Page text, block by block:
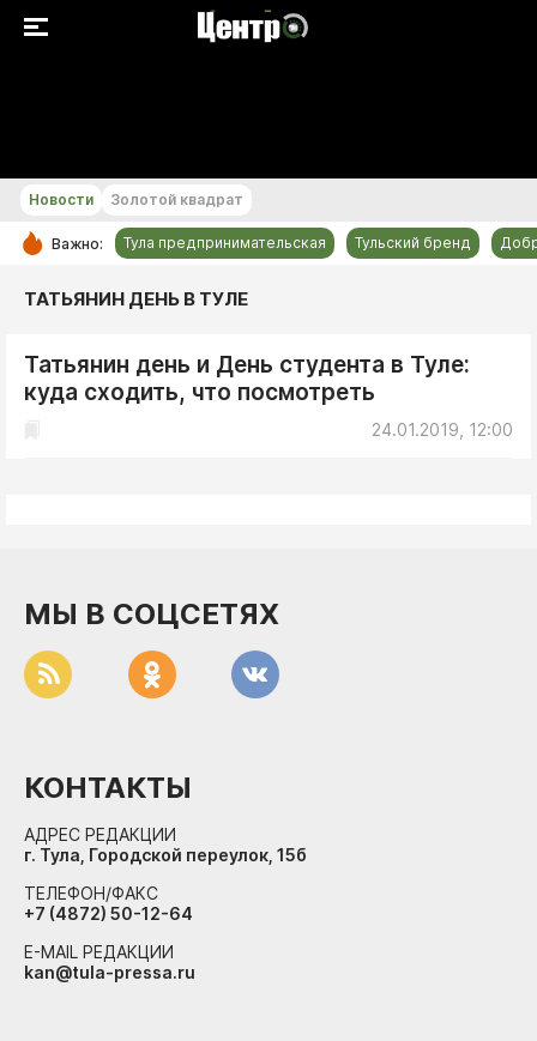
РУБРИКИ
Культура
Происшествия
Новости Золотой квадрат
Важно: Тула предпринимательская Тульский бренд
ТАТЬЯНИН ДЕНЬ В ТУЛЕ
Татьянин день и День студента в Туле:
куда сходить, что посмотреть
24.01.2019, 12:00
МЫ В СОЦСЕТЯХ
КОНТАКТЫ
АДРЕС РЕДАКЦИИ
г. Тула, Городской переулок, 15б
ТЕЛЕФОН/ФАКС
+7 (4872) 50-12-64
E-MAIL РЕДАКЦИИ
kan@tula-pressa.ru